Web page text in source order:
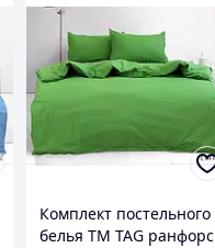
Комплект постельного
белья TM TAG ранфорс